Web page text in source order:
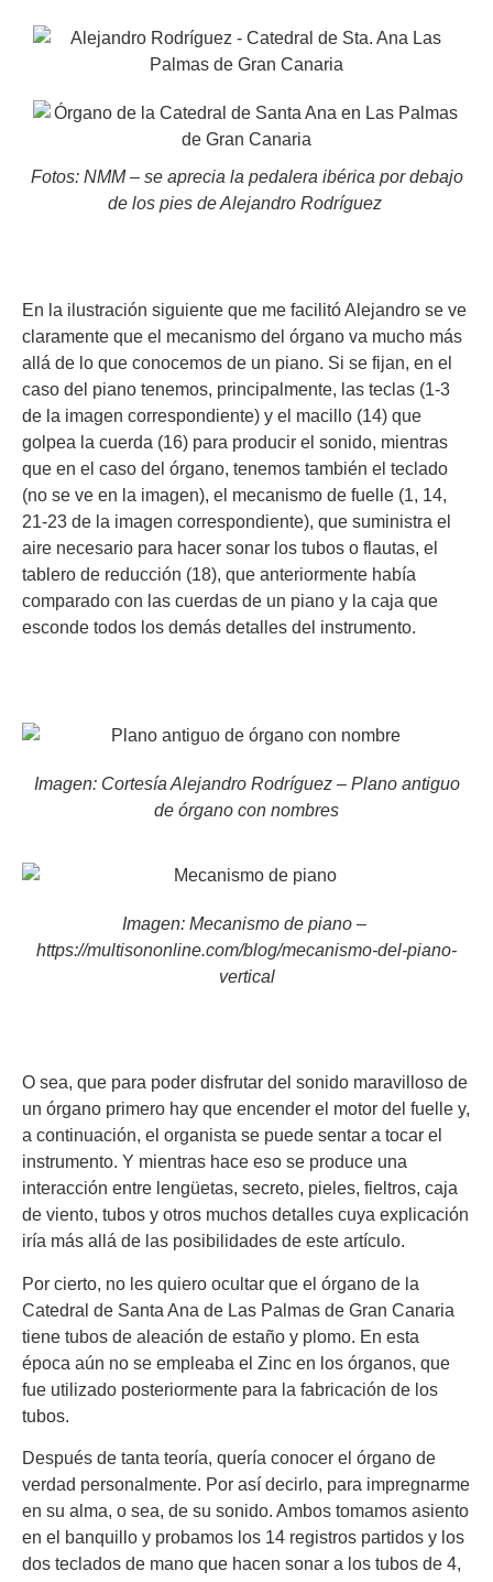
Fotos: NMM – se aprecia la pedalera ibérica por debajo
de los pies de Alejandro Rodríguez
En la ilustración siguiente que me facilitó Alejandro se ve
claramente que el mecanismo del órgano va mucho más
allá de lo que conocemos de un piano. Si se fijan, en el
caso del piano tenemos, principalmente, las teclas (1-3
de la imagen correspondiente) y el macillo (14) que
golpea la cuerda (16) para producir el sonido, mientras
que en el caso del órgano, tenemos también el teclado
(no se ve en la imagen), el mecanismo de fuelle (1, 14,
21-23 de la imagen correspondiente), que suministra el
aire necesario para hacer sonar los tubos o flautas, el
tablero de reducción (18), que anteriormente había
comparado con las cuerdas de un piano y la caja que
esconde todos los demás detalles del instrumento.
Imagen: Cortesía Alejandro Rodríguez – Plano antiguo
de órgano con nombres
Imagen: Mecanismo de piano –
https://multisononline.com/blog/mecanismo-del-piano-
vertical
O sea, que para poder disfrutar del sonido maravilloso de
un órgano primero hay que encender el motor del fuelle y,
a continuación, el organista se puede sentar a tocar el
instrumento. Y mientras hace eso se produce una
interacción entre lengüetas, secreto, pieles, fieltros, caja
de viento, tubos y otros muchos detalles cuya explicación
iría más allá de las posibilidades de este artículo.
Por cierto, no les quiero ocultar que el órgano de la
Catedral de Santa Ana de Las Palmas de Gran Canaria
tiene tubos de aleación de estaño y plomo. En esta
época aún no se empleaba el Zinc en los órganos, que
fue utilizado posteriormente para la fabricación de los
tubos.
Después de tanta teoría, quería conocer el órgano de
verdad personalmente. Por así decirlo, para impregnarme
en su alma, o sea, de su sonido. Ambos tomamos asiento
en el banquillo y probamos los 14 registros partidos y los
dos teclados de mano que hacen sonar a los tubos de 4,